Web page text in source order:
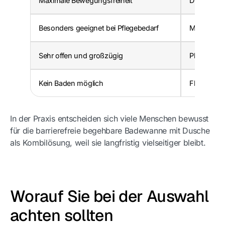
Besonders geeignet bei Pflegebedarf Mehr
Sehr offen und großzügig
Kein Baden möglich Flexibler
In der Praxis entscheiden sich viele Menschen bewusst
für die barrierefreie begehbare Badewanne mit Dusche
als Kombilösung, weil sie langfristig vielseitiger bleibt.
Worauf Sie bei der Auswahl
achten sollten